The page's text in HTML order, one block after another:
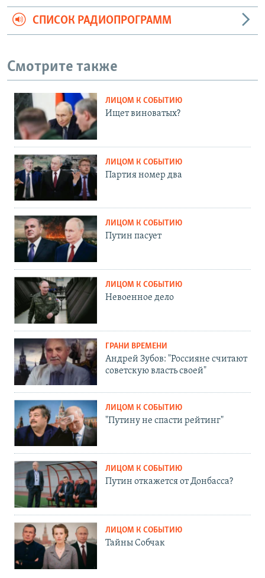
СПИСОК РАДИОПРОГРАММ
Смотрите также
ЛИЦОМ К СОБЫТИЮ
Ищет виноватых?
ЛИЦОМ К СОБЫТИЮ
Партия номер два
ЛИЦОМ К СОБЫТИЮ
Путин пасует
ЛИЦОМ К СОБЫТИЮ
Невоенное дело
ГРАНИ ВРЕМЕНИ
Андрей Зубов: "Россияне считают
советскую власть своей"
ЛИЦОМ К СОБЫТИЮ
"Путину не спасти рейтинг"
ЛИЦОМ К СОБЫТИЮ
Путин откажется от Донбасса?
ЛИЦОМ К СОБЫТИЮ
Тайны Собчак